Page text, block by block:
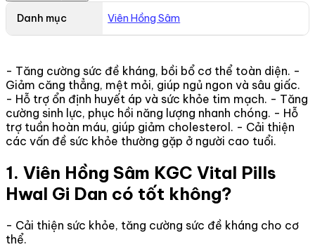
Danh mục Viên Hồng Sâm
- Tăng cường sức đề kháng, bồi bổ cơ thể toàn diện. -
Giảm căng thẳng, mệt mỏi, giúp ngủ ngon và sâu giấc.
- Hỗ trợ ổn định huyết áp và sức khỏe tim mạch. - Tăng
cường sinh lực, phục hồi năng lượng nhanh chóng. - Hỗ
trợ tuần hoàn máu, giúp giảm cholesterol. - Cải thiện
các vấn đề sức khỏe thường gặp ở người cao tuổi.
1. Viên Hồng Sâm KGC Vital Pills
Hwal Gi Dan có tốt không?
- Cải thiện sức khỏe, tăng cường sức đề kháng cho cơ
thể.